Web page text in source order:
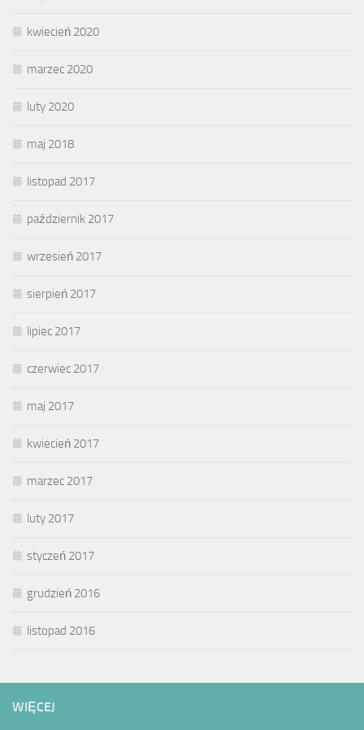
kwiecień 2020
marzec 2020
luty 2020
maj 2018
listopad 2017
październik 2017
wrzesień 2017
sierpień 2017
lipiec 2017
czerwiec 2017
maj 2017
kwiecień 2017
marzec 2017
luty 2017
styczeń 2017
grudzień 2016
listopad 2016
WIĘCEJ